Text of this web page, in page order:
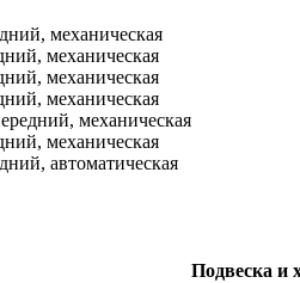
механическая
механическая
механическая
механическая
механическая
механическая
автоматическая
Подвеска и